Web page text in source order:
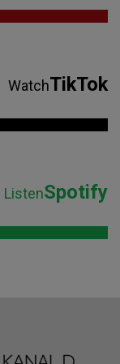
WatchTikTok
ListenSpotify